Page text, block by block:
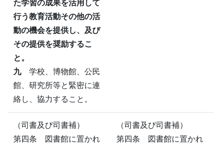
た学習の成果を活用して
行う教育活動その他の活
動の機会を提供し、及び
その提供を奨励するこ
と。
九学校、博物館、公民
館、研究所等と緊密に連
絡し、協力すること。
（司書及び司書補）
第四条 図書館に置かれ
（司書及び司書補）
第四条 図書館に置かれ